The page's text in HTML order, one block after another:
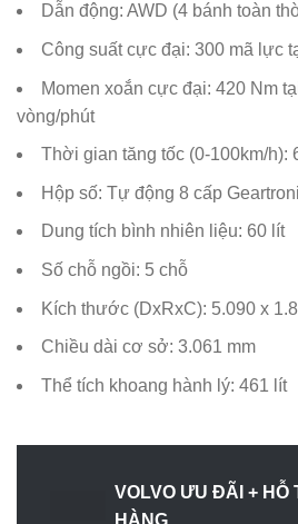
Dẫn động: AWD (4 bánh toàn
Công suất cực đại: 300 mã lực
Momen xoắn cực đại: 420 Nm
vòng/phút
Thời gian tăng tốc (0-100km/h):
Hộp số: Tự động 8 cấp
Dung tích bình nhiên liệu: 60 lít
Số chỗ ngồi: 5 chỗ
Kích thước (DxRxC): 5.090 x
Chiều dài cơ sở: 3.061 mm
Thể tích khoang hành lý: 461 lít
VOLVO ƯU ĐÃI + HỖ
HÀNG